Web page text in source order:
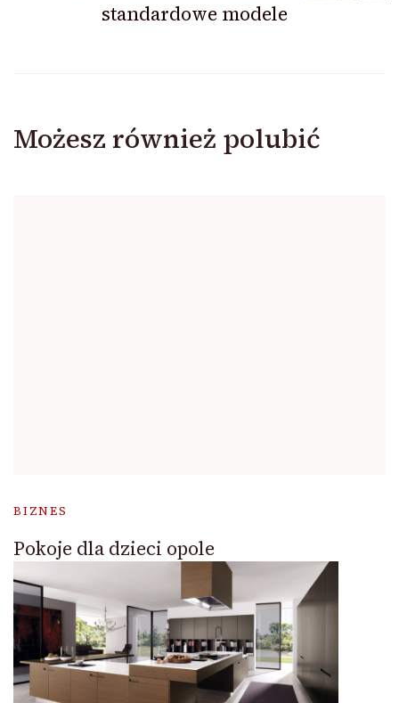
standardowe modele
Możesz również polubić
BIZNES
Pokoje dla dzieci opole